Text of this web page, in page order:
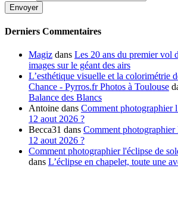
Derniers Commentaires
Magiz dans Les 20 ans du premier vol
images sur le géant des airs
L’esthétique visuelle et la colorimétrie
Chance - Pyrros.fr Photos à Toulouse
Balance des Blancs
Antoine dans Comment photographier
12 aout 2026 ?
Becca31 dans Comment photographier
12 aout 2026 ?
Comment photographier l'éclipse de
dans L’éclipse en chapelet, toute une